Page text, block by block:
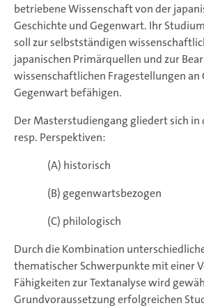
betriebene Wissenschaft von der
Geschichte und Gegenwart. Ihr
soll zur selbstständigen
japanischen Primärquellen und zur
wissenschaftlichen Fragestellungen an
Gegenwart befähigen.
Der Masterstudiengang gliedert sich
resp. Perspektiven:
(A) historisch
(B) gegenwartsbezogen
(C) philologisch
Durch die Kombination
thematischer Schwerpunkte mit einer
Fähigkeiten zur Textanalyse wird
Grundvoraussetzung erfolgreichen